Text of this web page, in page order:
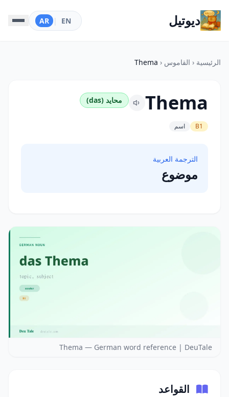
ديوتيل EN
|
AR
الرئيسية ‹ القاموس ‹
Thema
Thema محايد (das)
B1 اسم
الترجمة العربية
موضوع
Thema — German word reference | DeuTale
القواعد